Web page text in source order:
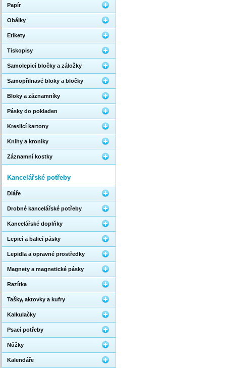
Papír
Obálky
Etikety
Tiskopisy
Samolepicí bločky a záložky
Samopřilnavé bloky a bločky
Bloky a záznamníky
Pásky do pokladen
Kreslicí kartony
Knihy a kroniky
Záznamní kostky
Kancelářské potřeby
Diáře
Drobné kancelářské potřeby
Kancelářské doplňky
Lepicí a balicí pásky
Lepidla a opravné prostředky
Magnety a magnetické pásky
Razítka
Tašky, aktovky a kufry
Kalkulačky
Psací potřeby
Nůžky
Kalendáře